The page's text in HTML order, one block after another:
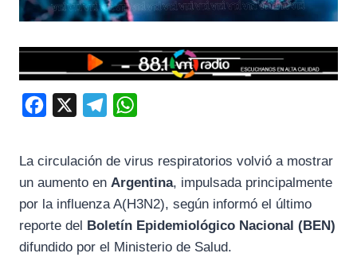
b
o
o
e
g
r
s
A
p
La circulación de virus respiratorios volvió a mostrar
un aumento en Argentina, impulsada principalmente
por la influenza A(H3N2), según informó el último
reporte del Boletín Epidemiológico Nacional (BEN)
difundido por el Ministerio de Salud.